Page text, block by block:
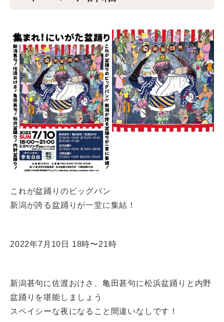
これが盆踊りのビッグバン
新潟が誇る盆踊りが一堂に集結！
2022年7月10日 18時〜21時
新潟甚句に佐渡おけさ、亀田甚句に松浜盆踊りと内野
盆踊りを堪能しましょう
スペイシーな夜になること間違いなしです！